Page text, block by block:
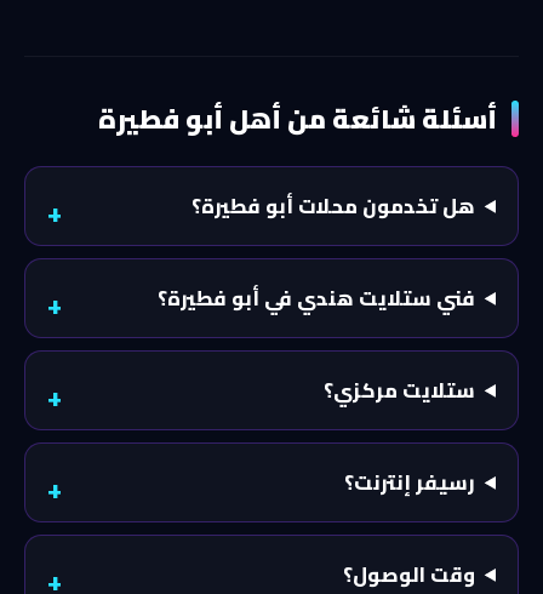
أسئلة شائعة من أهل أبو فطيرة
هل تخدمون محلات أبو فطيرة؟
فني ستلايت هندي في أبو فطيرة؟
ستلايت مركزي؟
رسيفر إنترنت؟
وقت الوصول؟